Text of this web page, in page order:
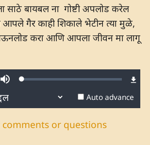
बायबल ना गोष्टी अपलोड करेल
गैर काही शिकाले भेटीन त्या मुळे,
करा आणि आपला जीवन मा लागू
MuteLoaded:
Auto advance
comments or questions